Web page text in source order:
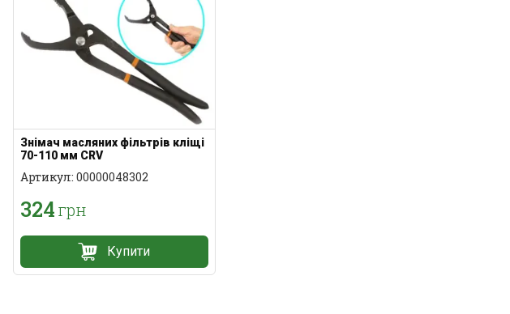
Знімач масляних фільтрів кліщі
70-110 мм CRV
Артикул: 00000048302
324грн
Купити